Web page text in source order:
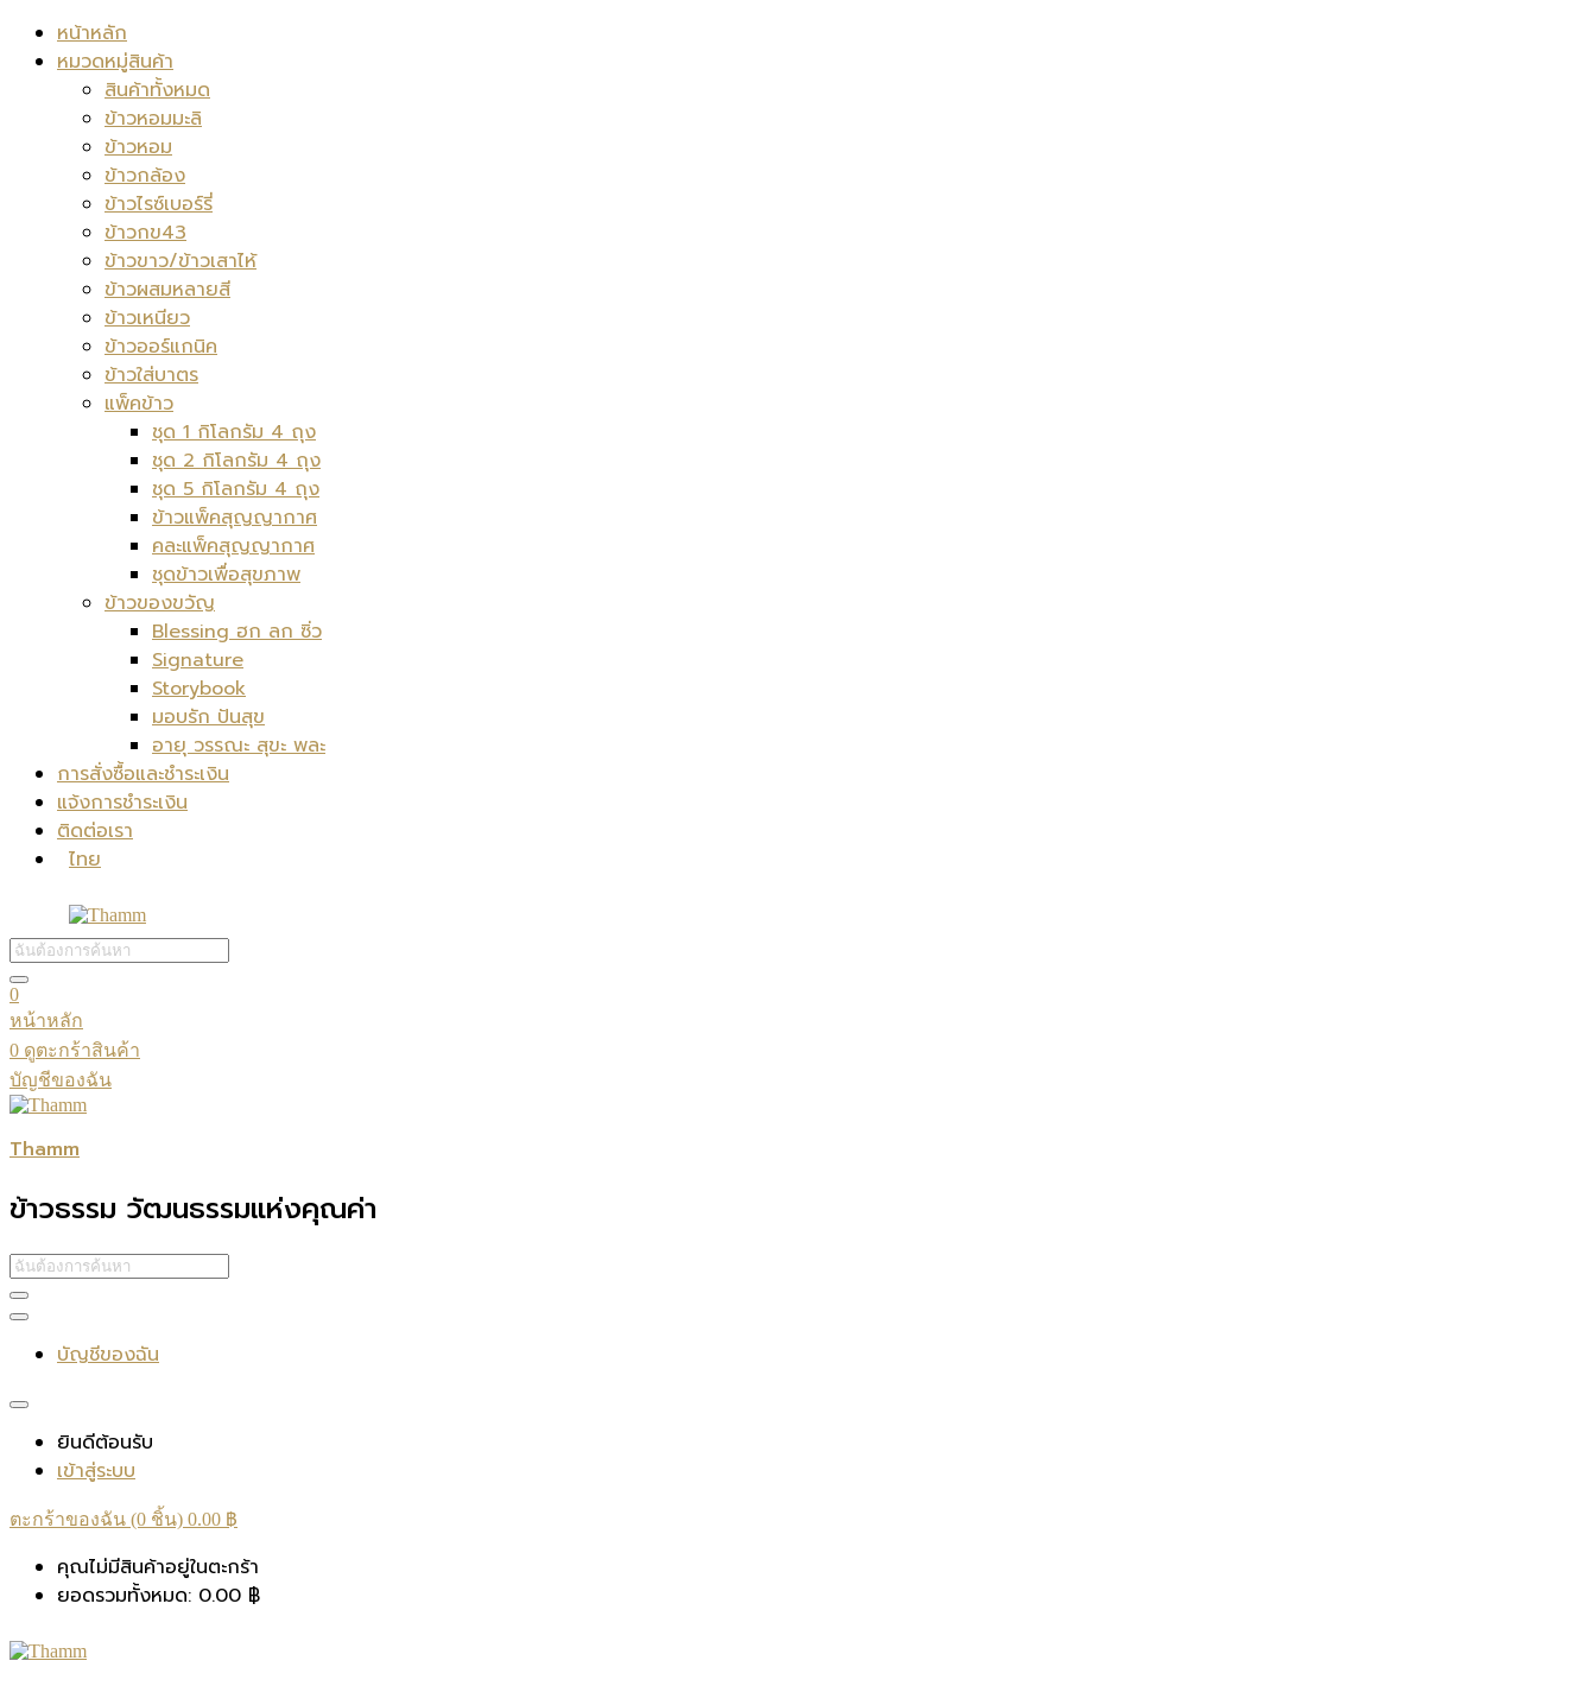
หน้าหลัก
หมวดหมู่สินค้า
สินค้าทั้งหมด
ข้าวหอมมะลิ
ข้าวหอม
ข้าวกล้อง
ข้าวไรซ์เบอร์รี่
ข้าวกข43
ข้าวขาว/ข้าวเสาไห้
ข้าวผสมหลายสี
ข้าวเหนียว
ข้าวออร์แกนิค
ข้าวใส่บาตร
แพ็คข้าว
ชุด 1 กิโลกรัม 4 ถุง
ชุด 2 กิโลกรัม 4 ถุง
ชุด 5 กิโลกรัม 4 ถุง
ข้าวแพ็คสุญญากาศ
คละแพ็คสุญญากาศ
ชุดข้าวเพื่อสุขภาพ
ข้าวของขวัญ
Blessing ฮก ลก ซิ่ว
Signature
Storybook
มอบรัก ปันสุข
อายุ วรรณะ สุขะ พละ
การสั่งซื้อและชำระเงิน
แจ้งการชำระเงิน
ติดต่อเรา
ไทย
0
หน้าหลัก
0 ดูตะกร้าสินค้า
บัญชีของฉัน
Thamm
ข้าวธรรม วัฒนธรรมแห่งคุณค่า
บัญชีของฉัน
ยินดีต้อนรับ
เข้าสู่ระบบ
ตะกร้าของฉัน (0 ชิ้น) 0.00 ฿
คุณไม่มีสินค้าอยู่ในตะกร้า
ยอดรวมทั้งหมด: 0.00 ฿